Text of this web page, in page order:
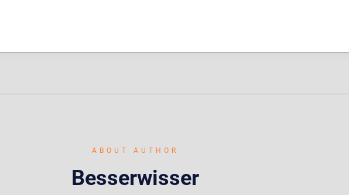
ABOUT AUTHOR
Besserwisser